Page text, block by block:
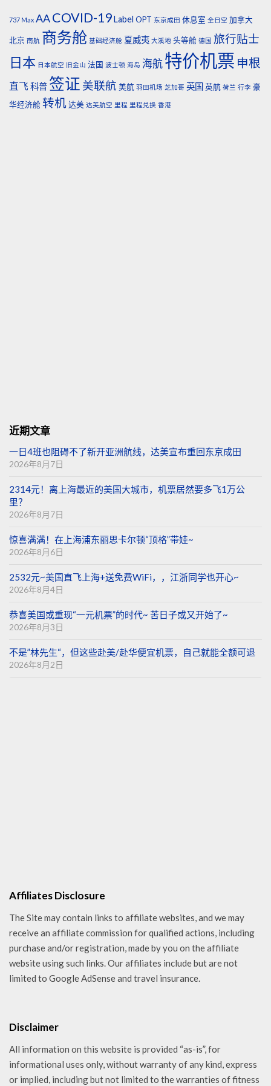
737 Max AACOVID-19Label OPT 东京成田 休息室 全日空 加拿大
北京 南航 商务舱 基础经济舱 夏威夷 大溪地 头等舱 德国 旅行贴士
日本 日本航空 旧金山 法国 波士顿 海岛 海航特价机票 申根
直飞 科普 签证 美联航 美航 羽田机场 芝加哥 英国 英航 荷兰 行李 豪
华经济舱 转机达美 达美航空 里程 里程兑换 香港
近期文章
一日4班也阻碍不了新开亚洲航线，达美宣布重回东京成田
2026年8月7日
2314元！离上海最近的美国大城市，机票居然要多飞1万公
里？
2026年8月7日
惊喜满满！在上海浦东丽思卡尔顿“顶格”带娃~
2026年8月6日
2532元~美国直飞上海+送免费WiFi，，江浙同学也开心~
2026年8月4日
恭喜美国或重现“一元机票”的时代~ 苦日子或又开始了~
2026年8月3日
不是”林先生“，但这些赴美/赴华便宜机票，自己就能全额可退
2026年8月2日
Affiliates Disclosure
The Site may contain links to affiliate websites, and we may
receive an affiliate commission for qualified actions, including
purchase and/or registration, made by you on the affiliate
website using such links. Our affiliates include but are not
limited to Google AdSense and travel insurance.
Disclaimer
All information on this website is provided “as-is”, for
informational uses only, without warranty of any kind, express
or implied, including but not limited to the warranties of fitness